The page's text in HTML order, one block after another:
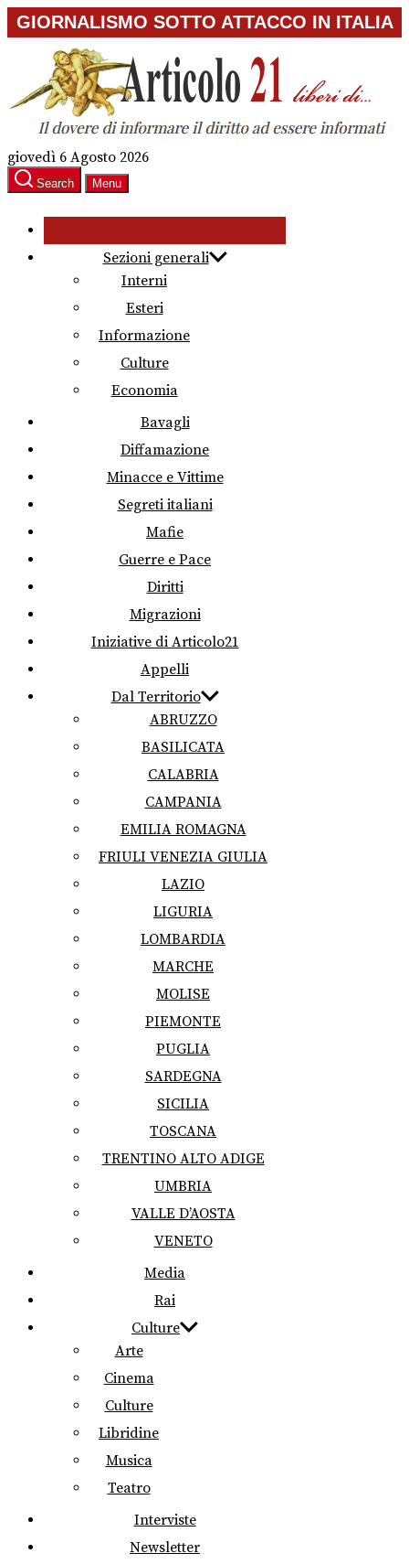
Skip
to
content
GIORNALISMO SOTTO ATTACCO IN ITALIA
giovedì 6 Agosto 2026
Search Menu
Sezioni generali
Interni
Esteri
Informazione
Culture
Economia
Bavagli
Diffamazione
Minacce e Vittime
Segreti italiani
Mafie
Guerre e Pace
Diritti
Migrazioni
Iniziative di Articolo21
Appelli
Dal Territorio
ABRUZZO
BASILICATA
CALABRIA
CAMPANIA
EMILIA ROMAGNA
FRIULI VENEZIA GIULIA
LAZIO
LIGURIA
LOMBARDIA
MARCHE
MOLISE
PIEMONTE
PUGLIA
SARDEGNA
SICILIA
TOSCANA
TRENTINO ALTO ADIGE
UMBRIA
VALLE D’AOSTA
VENETO
Media
Rai
Culture
Arte
Cinema
Culture
Libridine
Musica
Teatro
Interviste
Newsletter